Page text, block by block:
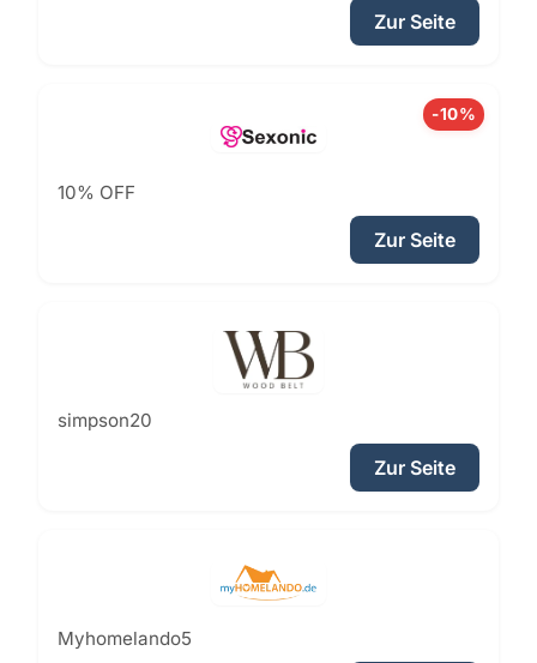
Zur Seite
-10%
10% OFF
Zur Seite
simpson20
Zur Seite
Myhomelando5